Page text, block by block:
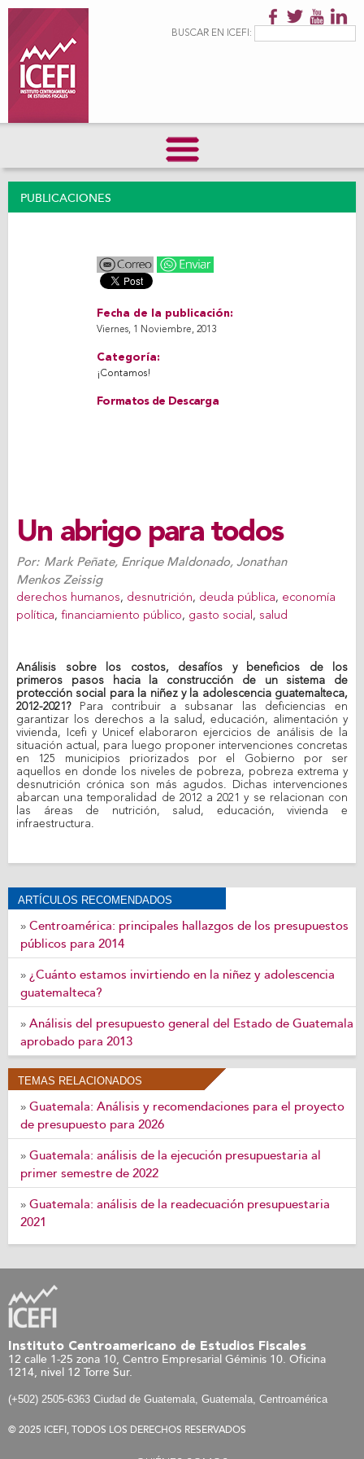
principalFormulario de
BUSCAR EN ICEFI:
PUBLICACIONES
Fecha de la publicación:
Viernes, 1 Noviembre, 2013
Categoría:
¡Contamos!
Formatos de Descarga
Un abrigo para todos
Por: Mark Peñate, Enrique Maldonado, Jonathan
Menkos Zeissig
derechos humanos, desnutrición, deuda pública, economía
política, financiamiento público, gasto social, salud
Análisis sobre los costos, desafíos y beneficios de los
primeros pasos hacia la construcción de un sistema de
protección social para la niñez y la adolescencia guatemalteca,
2012-2021?Para contribuir a subsanar las deficiencias en
garantizar los derechos a la salud, educación, alimentación y
vivienda, Icefi y Unicef elaboraron ejercicios de análisis de la
situación actual, para luego proponer intervenciones concretas
en 125 municipios priorizados por el Gobierno por ser
aquellos en donde los niveles de pobreza, pobreza extrema y
desnutrición crónica son más agudos. Dichas intervenciones
abarcan una temporalidad de 2012 a 2021 y se relacionan con
las áreas de nutrición, salud, educación, vivienda e
infraestructura.
ARTÍCULOS RECOMENDADOS
» Centroamérica: principales hallazgos de los presupuestos
públicos para 2014
» ¿Cuánto estamos invirtiendo en la niñez y adolescencia
guatemalteca?
» Análisis del presupuesto general del Estado de Guatemala
aprobado para 2013
TEMAS RELACIONADOS
» Guatemala: Análisis y recomendaciones para el proyecto
de presupuesto para 2026
» Guatemala: análisis de la ejecución presupuestaria al
primer semestre de 2022
» Guatemala: análisis de la readecuación presupuestaria
2021
Instituto Centroamericano de Estudios Fiscales
12 calle 1-25 zona 10, Centro Empresarial Géminis 10. Oficina
1214, nivel 12 Torre Sur.
(+502) 2505-6363 Ciudad de Guatemala, Guatemala, Centroamérica
© 2025 ICEFI, TODOS LOS DERECHOS RESERVADOS